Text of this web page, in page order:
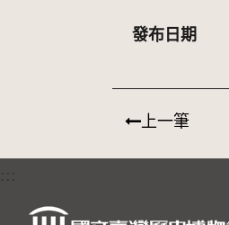
發布日期
上一筆
:::